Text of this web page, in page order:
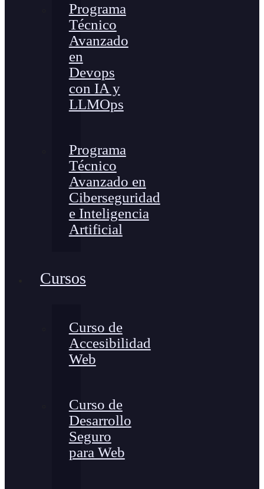
Programa
Técnico
Avanzado
en
Devops
con IA y
LLMOps
Programa
Técnico
Avanzado en
Ciberseguridad
e Inteligencia
Artificial
Cursos
Curso de
Accesibilidad
Web
Curso de
Desarrollo
Seguro
para Web